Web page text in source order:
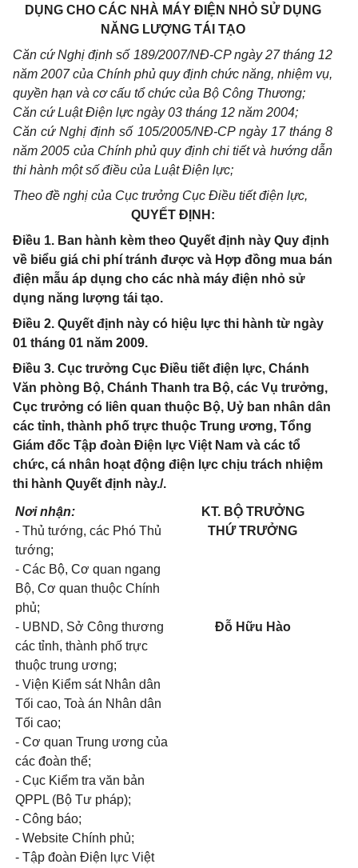
DỤNG CHO CÁC NHÀ MÁY ĐIỆN NHỎ SỬ DỤNG
NĂNG LƯỢNG TÁI TẠO
Căn cứ Nghị định số 189/2007/NĐ-CP ngày 27 tháng 12
năm 2007 của Chính phủ quy định chức năng, nhiệm vụ,
quyền hạn và cơ cấu tổ chức của Bộ Công Thương;
Căn cứ Luật Điện lực ngày 03 tháng 12 năm 2004;
Căn cứ Nghị định số 105/2005/NĐ-CP ngày 17 tháng 8
năm 2005 của Chính phủ quy định chi tiết và hướng dẫn
thi hành một số điều của Luật Điện lực;
Theo đề nghị của Cục trưởng Cục Điều tiết điện lực,
QUYẾT ĐỊNH:
Điều 1. Ban hành kèm theo Quyết định này Quy định
về biểu giá chi phí tránh được và Hợp đồng mua bán
điện mẫu áp dụng cho các nhà máy điện nhỏ sử
dụng năng lượng tái tạo.
Điều 2. Quyết định này có hiệu lực thi hành từ ngày
01 tháng 01 năm 2009.
Điều 3. Cục trưởng Cục Điều tiết điện lực, Chánh
Văn phòng Bộ, Chánh Thanh tra Bộ, các Vụ trưởng,
Cục trưởng có liên quan thuộc Bộ, Uỷ ban nhân dân
các tỉnh, thành phố trực thuộc Trung ương, Tổng
Giám đốc Tập đoàn Điện lực Việt Nam và các tổ
chức, cá nhân hoạt động điện lực chịu trách nhiệm
thi hành Quyết định này./.
Nơi nhận:
- Thủ tướng, các Phó Thủ
tướng;
- Các Bộ, Cơ quan ngang
Bộ, Cơ quan thuộc Chính
phủ;
- UBND, Sở Công thương
các tỉnh, thành phố trực
thuộc trung ương;
- Viện Kiểm sát Nhân dân
Tối cao, Toà án Nhân dân
Tối cao;
- Cơ quan Trung ương của
các đoàn thể;
- Cục Kiểm tra văn bản
QPPL (Bộ Tư pháp);
- Công báo;
- Website Chính phủ;
- Tập đoàn Điện lực Việt
KT. BỘ TRƯỞNG
THỨ TRƯỞNG
Đỗ Hữu Hào